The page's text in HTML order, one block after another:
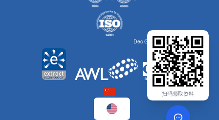
Dec Group的一部分
扫码领取资料